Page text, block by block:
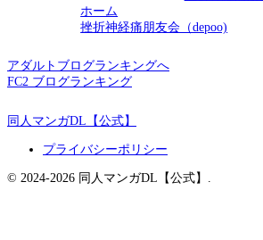
ホーム
挫折神経痛朋友会（depoo)
アダルトブログランキングへ
FC2 ブログランキング
同人マンガDL【公式】
プライバシーポリシー
© 2024-2026 同人マンガDL【公式】.